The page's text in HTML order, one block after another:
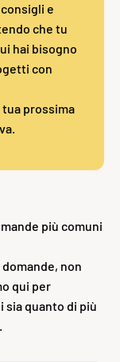
e
che tu
hai bisogno
con
prossima
più comuni
non
qui per
sia quanto di più